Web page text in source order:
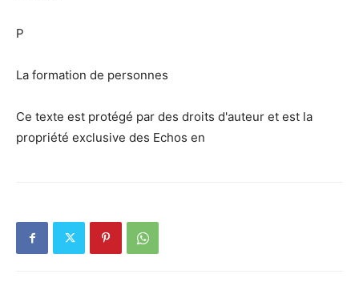
P
La formation de personnes
Ce texte est protégé par des droits d'auteur et est la
propriété exclusive des Echos en